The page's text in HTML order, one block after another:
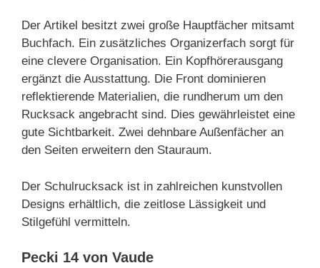
Der Artikel besitzt zwei große Hauptfächer mitsamt
Buchfach. Ein zusätzliches Organizerfach sorgt für
eine clevere Organisation. Ein Kopfhörerausgang
ergänzt die Ausstattung. Die Front dominieren
reflektierende Materialien, die rundherum um den
Rucksack angebracht sind. Dies gewährleistet eine
gute Sichtbarkeit. Zwei dehnbare Außenfächer an
den Seiten erweitern den Stauraum.
Der Schulrucksack ist in zahlreichen kunstvollen
Designs erhältlich, die zeitlose Lässigkeit und
Stilgefühl vermitteln.
Pecki 14 von Vaude